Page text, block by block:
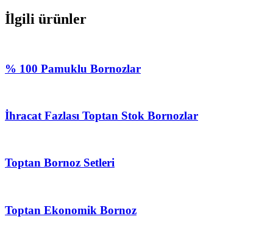
İlgili ürünler
% 100 Pamuklu Bornozlar
İhracat Fazlası Toptan Stok Bornozlar
Toptan Bornoz Setleri
Toptan Ekonomik Bornoz